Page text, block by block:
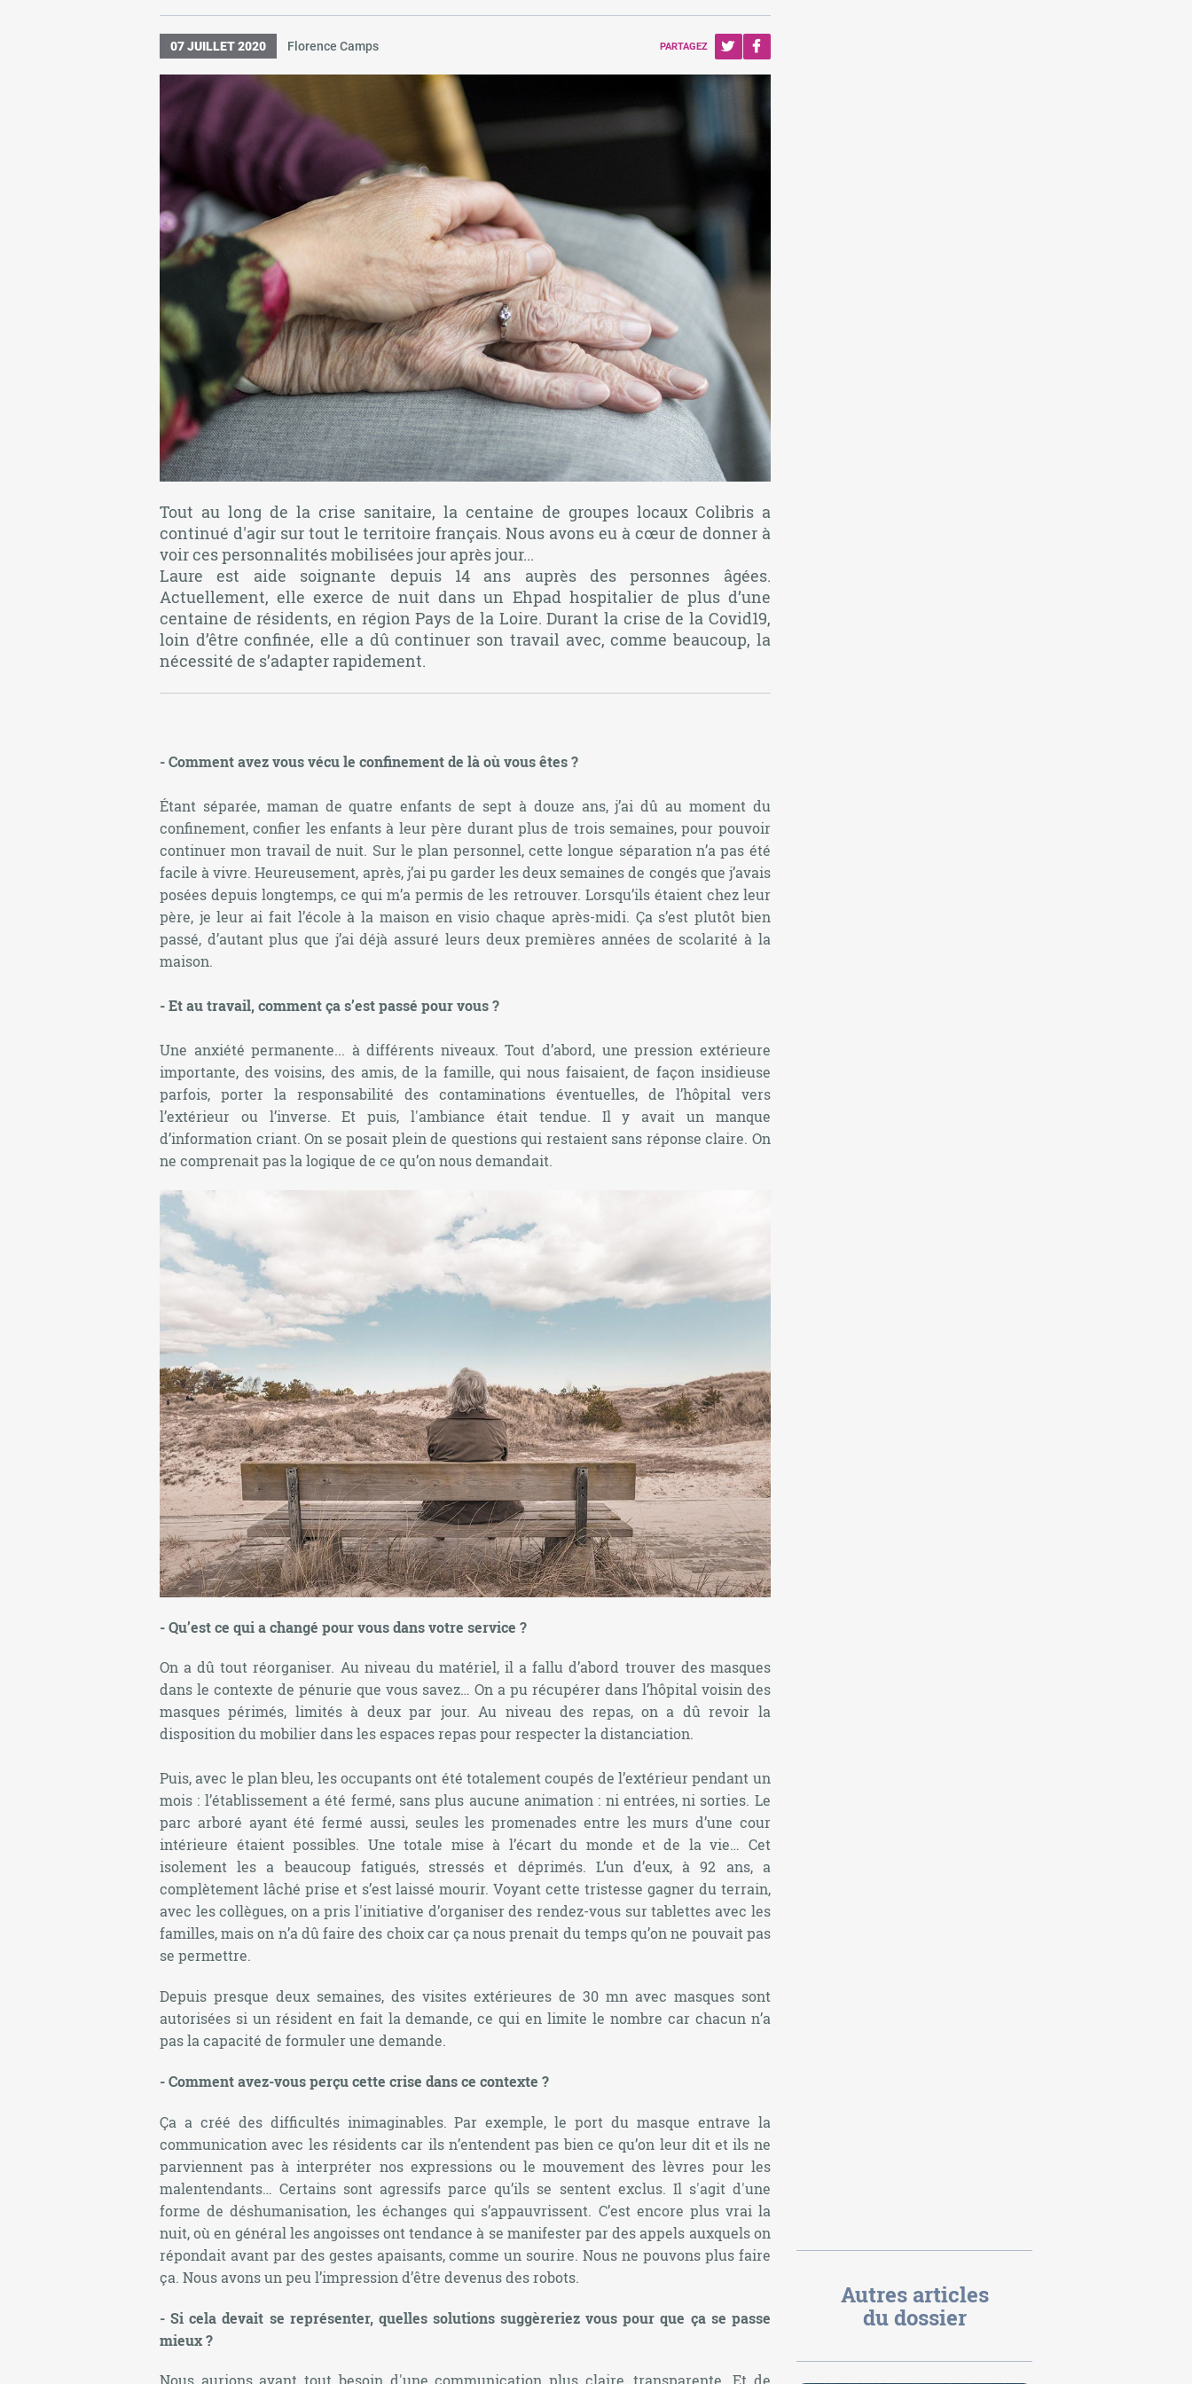
07 JUILLET 2020 Florence Camps PARTAGEZ
Tout au long de la crise sanitaire, la centaine de groupes locaux Colibris a
continué d'agir sur tout le territoire français. Nous avons eu à cœur de donner à
voir ces personnalités mobilisées jour après jour...
Laure est aide soignante depuis 14 ans auprès des personnes âgées.
Actuellement, elle exerce de nuit dans un Ehpad hospitalier de plus d’une
centaine de résidents, en région Pays de la Loire. Durant la crise de la Covid19,
loin d’être confinée, elle a dû continuer son travail avec, comme beaucoup, la
nécessité de s’adapter rapidement.
- Comment avez vous vécu le confinement de là où vous êtes ?
Étant séparée, maman de quatre enfants de sept à douze ans, j’ai dû au moment du
confinement, confier les enfants à leur père durant plus de trois semaines, pour pouvoir
continuer mon travail de nuit. Sur le plan personnel, cette longue séparation n’a pas été
facile à vivre. Heureusement, après, j’ai pu garder les deux semaines de congés que j’avais
posées depuis longtemps, ce qui m’a permis de les retrouver. Lorsqu’ils étaient chez leur
père, je leur ai fait l’école à la maison en visio chaque après-midi. Ça s’est plutôt bien
passé, d’autant plus que j’ai déjà assuré leurs deux premières années de scolarité à la
maison.
- Et au travail, comment ça s’est passé pour vous ?
Une anxiété permanente... à différents niveaux. Tout d’abord, une pression extérieure
importante, des voisins, des amis, de la famille, qui nous faisaient, de façon insidieuse
parfois, porter la responsabilité des contaminations éventuelles, de l’hôpital vers
l’extérieur ou l’inverse. Et puis, l'ambiance était tendue. Il y avait un manque
d’information criant. On se posait plein de questions qui restaient sans réponse claire. On
ne comprenait pas la logique de ce qu’on nous demandait.
- Qu’est ce qui a changé pour vous dans votre service ?
On a dû tout réorganiser. Au niveau du matériel, il a fallu d’abord trouver des masques
dans le contexte de pénurie que vous savez… On a pu récupérer dans l’hôpital voisin des
masques périmés, limités à deux par jour. Au niveau des repas, on a dû revoir la
disposition du mobilier dans les espaces repas pour respecter la distanciation.
Puis, avec le plan bleu, les occupants ont été totalement coupés de l’extérieur pendant un
mois : l’établissement a été fermé, sans plus aucune animation : ni entrées, ni sorties. Le
parc arboré ayant été fermé aussi, seules les promenades entre les murs d’une cour
intérieure étaient possibles. Une totale mise à l’écart du monde et de la vie… Cet
isolement les a beaucoup fatigués, stressés et déprimés. L’un d’eux, à 92 ans, a
complètement lâché prise et s’est laissé mourir. Voyant cette tristesse gagner du terrain,
avec les collègues, on a pris l'initiative d’organiser des rendez-vous sur tablettes avec les
familles, mais on n’a dû faire des choix car ça nous prenait du temps qu’on ne pouvait pas
se permettre.
Depuis presque deux semaines, des visites extérieures de 30 mn avec masques sont
autorisées si un résident en fait la demande, ce qui en limite le nombre car chacun n’a
pas la capacité de formuler une demande.
- Comment avez-vous perçu cette crise dans ce contexte ?
Ça a créé des difficultés inimaginables. Par exemple, le port du masque entrave la
communication avec les résidents car ils n’entendent pas bien ce qu’on leur dit et ils ne
parviennent pas à interpréter nos expressions ou le mouvement des lèvres pour les
malentendants… Certains sont agressifs parce qu’ils se sentent exclus. Il s'agit d'une
forme de déshumanisation, les échanges qui s’appauvrissent. C’est encore plus vrai la
nuit, où en général les angoisses ont tendance à se manifester par des appels auxquels on
répondait avant par des gestes apaisants, comme un sourire. Nous ne pouvons plus faire
ça. Nous avons un peu l’impression d’être devenus des robots.
- Si cela devait se représenter, quelles solutions suggèreriez vous pour que ça se passe
mieux ?
Autres articles
du dossier